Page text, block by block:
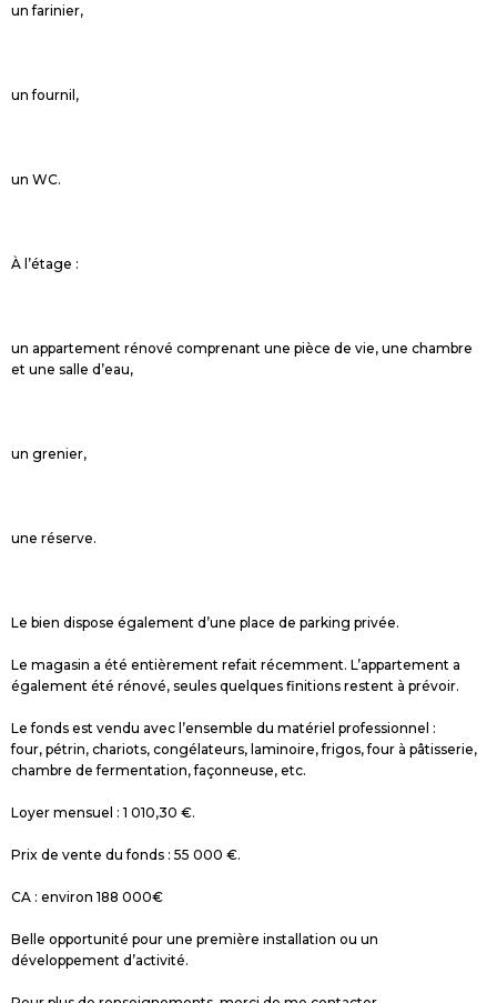
un farinier,
un fournil,
un WC.
À l’étage :
un appartement rénové comprenant une pièce de vie, une chambre
et une salle d’eau,
un grenier,
une réserve.
Le bien dispose également d’une place de parking privée.
Le magasin a été entièrement refait récemment. L’appartement a
également été rénové, seules quelques finitions restent à prévoir.
Le fonds est vendu avec l’ensemble du matériel professionnel :
four, pétrin, chariots, congélateurs, laminoire, frigos, four à pâtisserie,
chambre de fermentation, façonneuse, etc.
Loyer mensuel : 1 010,30 €.
Prix de vente du fonds : 55 000 €.
CA : environ 188 000€
Belle opportunité pour une première installation ou un
développement d’activité.